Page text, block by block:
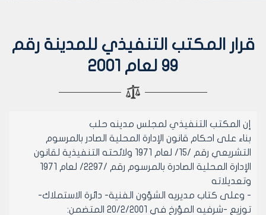
قرار المكتب التنفيذي للمدينة رقم
99 لعام 2001
إن المكتب التنفيذي لمجلس مدينه حلب
بناء على احكام قانون الإدارة المحلية الصادر بالمرسوم
التشريعي رقم /15/ لعام 1971 ولائحته التنفيذية لقانون
الإدارة المحلية الصادرة بالمرسوم رقم /2297/ لعام 1971
وتعديلاته
- وعلى كتاب مديريه الشؤون الفنية- دائرة الاستملاك-
توزيع -شرفيه المؤرخ في 20/2/2001 المتضمن: